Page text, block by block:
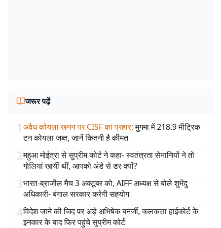
जरूर पढ़ें
1अवैध कोयला खनन पर CISF का प्रहार: मुगमा में 218.9 मीट्रिक
टन कोयला जब्त, जानें कितनी है कीमत
2महुआ मोईत्रा से सुप्रीम कोर्ट ने कहा- स्वतंत्रता सेनानियों ने तो
गोलियां खायीं थीं, आपको अंडे से डर क्यों?
3भारत-ब्राजील मैच 3 अक्टूबर को, AIFF अध्यक्ष से बोले शुभेंदु
अधिकारी- बंगाल सरकार करेगी सहयोग
4विदेश जाने की जिद पर अड़े अभिषेक बनर्जी, कलकत्ता हाईकोर्ट के
इनकार के बाद फिर पहुंचे सुप्रीम कोर्ट